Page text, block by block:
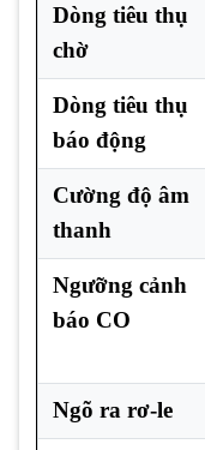
Dòng tiêu thụ
chờ
Dòng tiêu thụ
báo động
Cường độ âm
thanh
Ngưỡng cảnh
báo CO
Ngõ ra rơ-le